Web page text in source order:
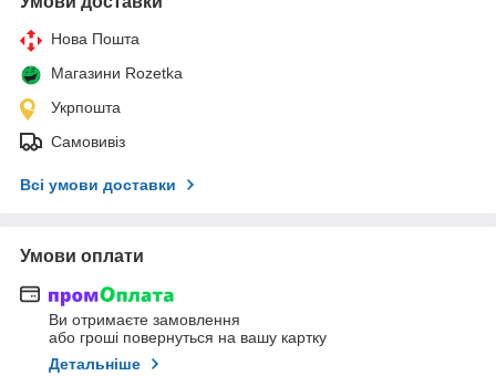
Нова Пошта
Магазини Rozetka
Укрпошта
Самовивіз
Всі умови доставки
Умови оплати
Ви отримаєте замовлення
або гроші повернуться на вашу картку
Детальніше